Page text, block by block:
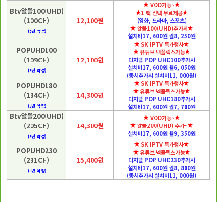
Btv알뜰100(UHD)
(100CH)
(3년 약정)
12,100원
VOD가능~
1 팩 선택 무료제공
(영화, 드라마, 스포츠)
알뜰100(UHD)추가시
설치비17, 600원 월8, 250원
POPUHD100
(109CH)
(3년 약정)
12,100원
SK IPTV 특가행사
유튜브 넥플릭스가능
디지털 POP UHD100추가시
설치비17, 600원 월6, 050원
(동시추가시 설치비11, 000원)
POPUHD180
(184CH)
(3년 약정)
14,300원
SK IPTV 특가행사
유튜브 넥플릭스가능
디지털 POP UHD180추가시
설치비17, 600원 월7, 700원
Btv알뜰200(UHD)
(205CH)
(3년 약정)
14,300원
VOD가능~
알뜰200(UHD) 추가~
설치비17, 600원 월9, 350원
POPUHD230
(231CH)
(3년 약정)
15,400원
SK IPTV 특가행사
유튜브 넥플릭스가능
디지털 POP UHD230추가시
설치비17, 600원 월8, 800원
(동시추가시 설치비11, 000원)